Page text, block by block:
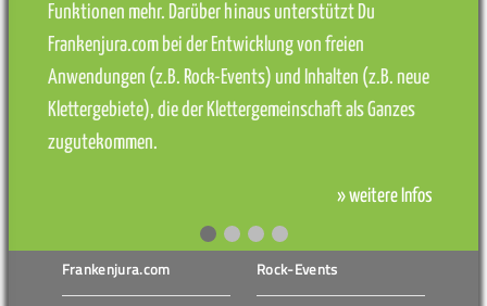
Funktionen mehr. Darüber hinaus unterstützt Du
Frankenjura.com bei der Entwicklung von freien
Anwendungen (z.B. Rock-Events) und Inhalten (z.B. neue
Klettergebiete), die der Klettergemeinschaft als Ganzes
zugutekommen.
» weitere Infos
Frankenjura.com Rock-Events